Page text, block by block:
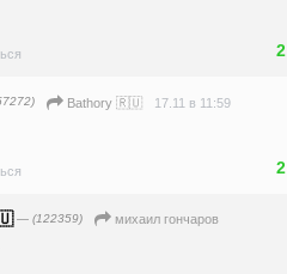
2
Bathory 🇷🇺 17.11 в 11:59
2
— (122359)
михаил гончаров